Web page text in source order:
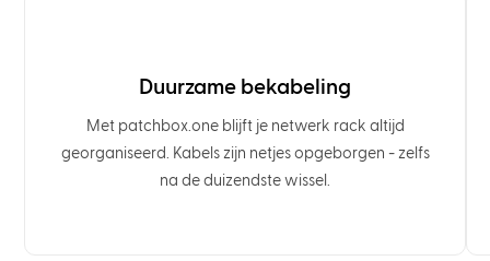
Duurzame bekabeling
Met patchbox.one blijft je netwerk rack altijd
georganiseerd. Kabels zijn netjes opgeborgen - zelfs
na de duizendste wissel.